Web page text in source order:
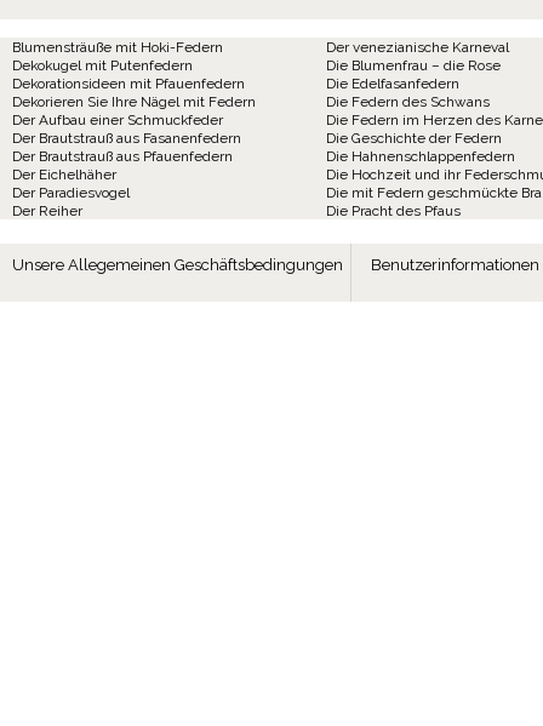
Blumensträuße mit Hoki-Federn
Dekokugel mit Putenfedern
Dekorationsideen mit Pfauenfedern
Dekorieren Sie Ihre Nägel mit Federn
Der Aufbau einer Schmuckfeder
Der Brautstrauß aus Fasanenfedern
Der Brautstrauß aus Pfauenfedern
Der Eichelhäher
Der Paradiesvogel
Der Reiher
Der venezianische Karneval
Die Blumenfrau – die Rose
Die Edelfasanfedern
Die Federn des Schwans
Die Federn im Herzen des
Die Geschichte der Federn
Die Hahnenschlappenfedern
Die Hochzeit und ihr
Die mit Federn geschmückte
Die Pracht des Pfaus
Unsere Allegemeinen Geschäftsbedingungen Benutzerinformationen